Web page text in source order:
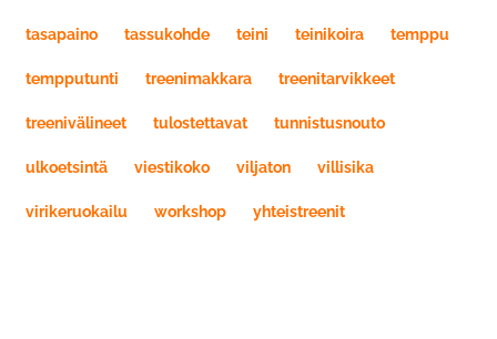
tasapaino tassukohde teini teinikoira temppu
tempputunti treenimakkara treenitarvikkeet
treenivälineet tulostettavat tunnistusnouto
ulkoetsintä viestikoko viljaton villisika
virikeruokailu workshop yhteistreenit